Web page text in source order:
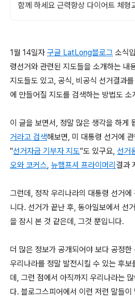
함께 하세요 근력향상 다이어트 체형
1월 14일자 구글 LatLong블로그 소식
령선거와 관련된 지도들을 소개하는 내
지도들도 있고, 공식, 비공식 선거결과
에 만들어질 지도를 검색하는 방법도 소
이 글을 보면서, 정말 많은 생각을 하게
거라고 검색해보면, 미 대통령 선거에
"선거자금 기부자 지도"도 있구요, 선거
오와 코커스, 뉴햄프셔 프라이머리 결과
그런데, 정작 우리나라의 대통령 선거
니다. 선거가 끝난 후, 동아일보에서 선
을 잠시 본 것 같은데, 그것 뿐입니다.
더 많은 정보가 공개되어야 보다 공정
우리나라를 정말 발전시킬 수 있는 후
데, 그런 점에서 아직까지 우리나라는
다. 블로그스피어에서 이런 저런 말들